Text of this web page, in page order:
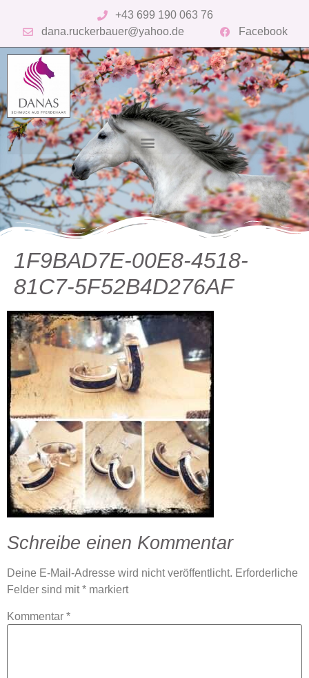
+43 699 190 063 76
dana.ruckerbauer@yahoo.de
Facebook
1F9BAD7E-00E8-4518-
81C7-5F52B4D276AF
Schreibe einen Kommentar
Deine E-Mail-Adresse wird nicht veröffentlicht. Erforderliche
Felder sind mit* markiert
Kommentar *